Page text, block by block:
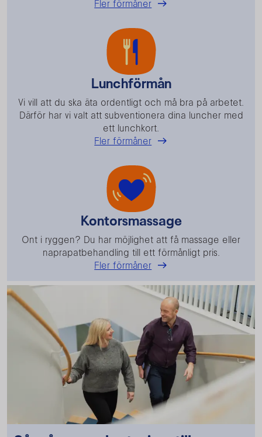
Fler förmåner
Lunchförmån
Vi vill att du ska äta ordentligt och må bra på arbetet.
Därför har vi valt att subventionera dina luncher med
ett lunchkort.
Fler förmåner
Kontorsmassage
Ont i ryggen? Du har möjlighet att få massage eller
naprapatbehandling till ett förmånligt pris.
Fler förmåner